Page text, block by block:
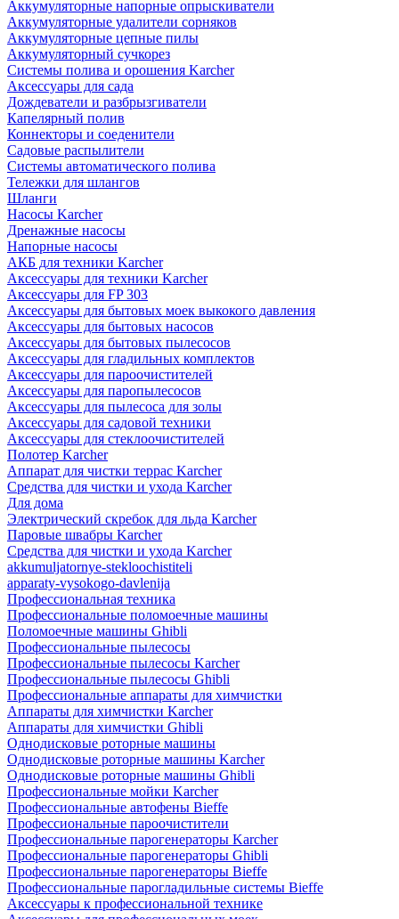
Аккумуляторные напорные опрыскиватели
Аккумуляторные удалители сорняков
Аккумуляторные цепные пилы
Аккумуляторный сучкорез
Системы полива и орошения Karcher
Аксессуары для сада
Дождеватели и разбрызгиватели
Капелярный полив
Коннекторы и соеденители
Садовые распылители
Системы автоматического полива
Тележки для шлангов
Шланги
Насосы Karcher
Дренажные насосы
Напорные насосы
АКБ для техники Karcher
Аксессуары для техники Karcher
Аксессуары для FP 303
Аксессуары для бытовых моек выкокого давления
Аксессуары для бытовых насосов
Аксессуары для бытовых пылесосов
Аксессуары для гладильных комплектов
Аксессуары для пароочистителей
Аксессуары для паропылесосов
Аксессуары для пылесоса для золы
Аксессуары для садовой техники
Аксессуары для стеклоочистителей
Полотер Karcher
Аппарат для чистки террас Karcher
Средства для чистки и ухода Karcher
Для дома
Электрический скребок для льда Karcher
Паровые швабры Karcher
Средства для чистки и ухода Karcher
akkumuljatornye-stekloochistiteli
apparaty-vysokogo-davlenija
Профессиональная техника
Профессиональные поломоечные машины
Поломоечные машины Ghibli
Профессиональные пылесосы
Профессиональные пылесосы Karcher
Профессиональные пылесосы Ghibli
Профессиональные аппараты для химчистки
Аппараты для химчистки Karcher
Аппараты для химчистки Ghibli
Однодисковые роторные машины
Однодисковые роторные машины Karcher
Однодисковые роторные машины Ghibli
Профессиональные мойки Karcher
Профессиональные автофены Bieffe
Профессиональные пароочистители
Профессиональные парогенераторы Karcher
Профессиональные парогенераторы Ghibli
Профессиональные парогенераторы Bieffe
Профессиональные парогладильные системы Bieffe
Аксессуары к профессиональной технике